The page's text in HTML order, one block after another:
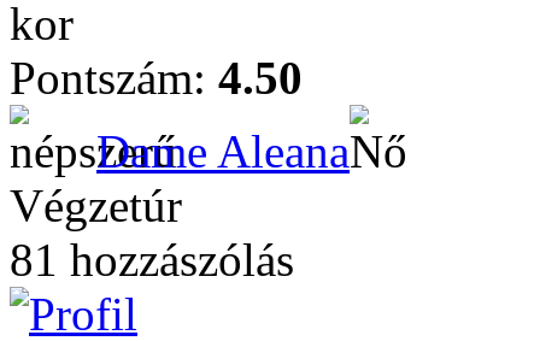
kor
Pontszám: 4.50
Dame Aleana
Végzetúr
81 hozzászólás